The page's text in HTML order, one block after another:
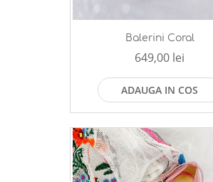
Balerini Coral
649,00 lei
ADAUGA IN COS